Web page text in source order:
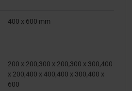
400 x 600 mm
200 x 200,300 x 200,300 x 300,400
x 200,400 x 400,400 x 300,400 x
600